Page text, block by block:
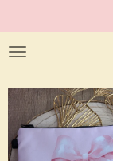
au
contenu